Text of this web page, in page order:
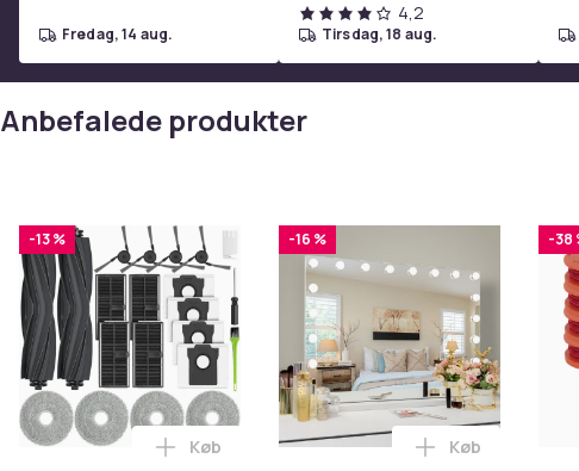
fredag, 14 aug.
4,2
tirsdag, 18 aug.
Anbefalede produkter
-13 %
Læg Udskiftningstilbehør til Dreame X40
Køb
-16 %
Læg
Køb
-38